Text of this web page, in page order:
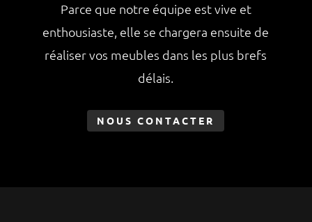
Parce que notre équipe est vive et
enthousiaste, elle se chargera ensuite de
réaliser vos meubles dans les plus brefs
délais.
NOUS CONTACTER